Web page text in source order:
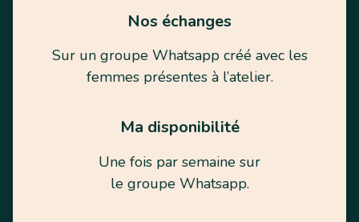
Nos échanges
Sur un groupe Whatsapp créé avec les
femmes présentes à l’atelier.
Ma disponibilité
Une fois par semaine sur
le groupe Whatsapp.